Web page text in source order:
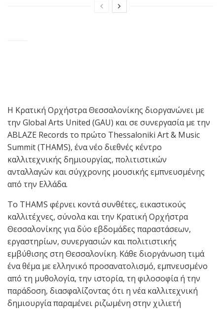
Η Κρατική Ορχήστρα Θεσσαλονίκης διοργανώνει με
την Global Arts United (GAU) και σε συνεργασία με την
ABLAZE Records το πρώτο Thessaloniki Art & Music
Summit (THAMS), ένα νέο διεθνές κέντρο
καλλιτεχνικής δημιουργίας, πολιτιστικών
ανταλλαγών και σύγχρονης μουσικής εμπνευσμένης
από την Ελλάδα.
Το THAMS φέρνει κοντά συνθέτες, εικαστικούς
καλλιτέχνες, σύνολα και την Κρατική Ορχήστρα
Θεσσαλονίκης για δύο εβδομάδες παραστάσεων,
εργαστηρίων, συνεργασιών και πολιτιστικής
εμβύθισης στη Θεσσαλονίκη. Κάθε διοργάνωση τιμά
ένα θέμα με ελληνικό προσανατολισμό, εμπνευσμένο
από τη μυθολογία, την ιστορία, τη φιλοσοφία ή την
παράδοση, διασφαλίζοντας ότι η νέα καλλιτεχνική
δημιουργία παραμένει ριζωμένη στην χιλιετή